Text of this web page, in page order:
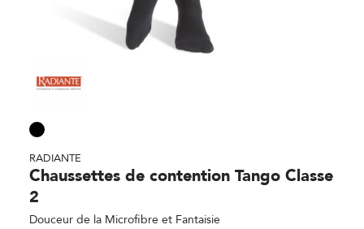
RADIANTE
Chaussettes de contention Tango Classe
2
Douceur de la Microfibre et Fantaisie